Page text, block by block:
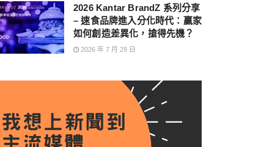
2026 Kantar BrandZ 系列分享
– 速食品牌進入分化時代：贏家
如何創造差異化，搶得先機？
2026 年 7 月 29 日